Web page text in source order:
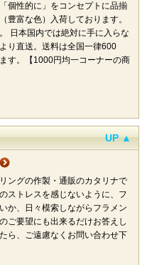
個性的に」をコンセプトに品揃
富な色）入荷しております。
日本国内では絶対に手に入らな
り直送。送料は全国一律600
す。【1000円均一コーナーの商
UP ▲
ングの作製・通販のカタリナで
ストレスを感じないように、フ
か、日々模索しながらフラメン
ご要望にも出来るだけお答えし
ら、ご遠慮なくお問い合わせ下